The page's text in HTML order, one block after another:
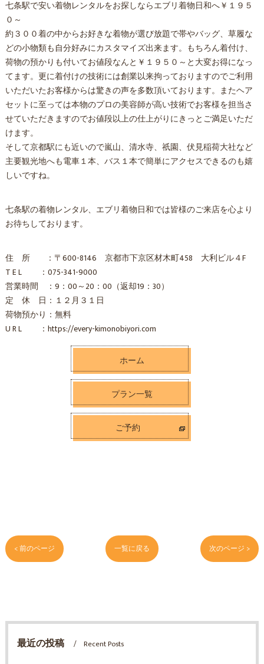
七条駅で安い着物レンタルをお探しならエブリ着物日和へ￥１９５
０～
約３００着の中からお好きな着物が選び放題で帯やバッグ、草履な
どの小物類も自分好みにカスタマイズ出来ます。もちろん着付け、
荷物の預かりも付いてお値段なんと￥１９５０～と大変お得になっ
てます。更に着付けの技術には創業以来拘っておりますのでご利用
いただいたお客様からは驚きの声を多数頂いております。またヘア
セットに至っては本物のプロの美容師が高い技術でお客様を担当さ
せていただきますのでお値段以上の仕上がりにきっとご満足いただ
けます。
そして京都駅にも近いので嵐山、清水寺、祇園、伏見稲荷大社など
主要観光地へも電車１本、バス１本で簡単にアクセスできるのも嬉
しいですね。
七条駅の着物レンタル、エブリ着物日和では皆様のご来店を心より
お待ちしております。
住 所 ：〒600-8146 京都市下京区材木町458 大利ビル４F
T E L ：075-341-9000
営業時間 ：9：00～20：00（返却19：30）
定 休 日：１２月３１日
荷物預かり：無料
U R L ：https://every-kimonobiyori.com
ホーム
プラン一覧
ご予約
< 前のページ 一覧に戻る 次のページ >
最近の投稿 Recent Posts